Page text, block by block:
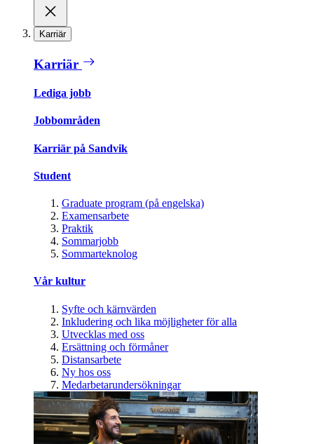
Karriär
Karriär
Lediga jobb
Jobbområden
Karriär på Sandvik
Student
Graduate program (på engelska)
Examensarbete
Praktik
Sommarjobb
Sommarteknolog
Vår kultur
Syfte och kärnvärden
Inkludering och lika möjligheter för alla
Utvecklas med oss
Ersättning och förmåner
Distansarbete
Ny hos oss
Medarbetarundersökningar